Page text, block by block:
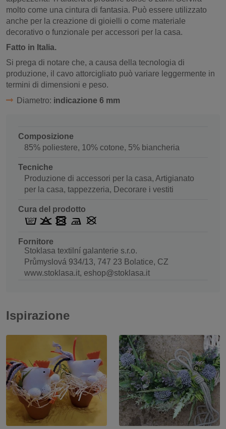
molto come una cintura di fantasia. Può essere utilizzato
anche per la creazione di gioielli o come materiale
decorativo o funzionale per accessori per la casa.
Fatto in Italia.
Si prega di notare che, a causa della tecnologia di
produzione, il cavo attorcigliato può variare leggermente in
termini di dimensioni e peso.
Diametro: indicazione 6 mm
Composizione
85% poliestere, 10% cotone, 5% biancheria
Tecniche
Produzione di accessori per la casa, Artigianato
per la casa, tappezzeria, Decorare i vestiti
Cura del prodotto
Fornitore
Stoklasa textilní galanterie s.r.o.
Průmyslová 934/13, 747 23 Bolatice, CZ
www.stoklasa.it, eshop@stoklasa.it
Ispirazione